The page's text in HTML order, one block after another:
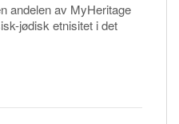
andelen av MyHeritage
jødisk etnisitet i det